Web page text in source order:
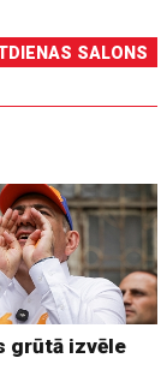
SALONS
grūtā izvēle